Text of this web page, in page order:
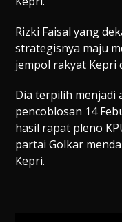
Rizki Faisal yang
strategisnya maju
jempol rakyat Kepri
Dia terpilih menjadi
pencoblosan 14
hasil rapat pleno
partai Golkar
Kepri.